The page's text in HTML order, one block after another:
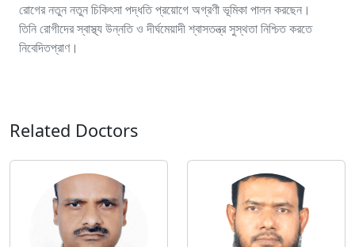
রোগের নতুন নতুন চিকিৎসা পদ্ধতি প্রয়োগে অগ্রণী ভূমিকা পালন করছেন।
তিনি রোগীদের স্বাস্থ্য উন্নতি ও দীর্ঘমেয়াদী শ্বাসতন্ত্র সুস্থতা নিশ্চিত করতে
নিবেদিতপ্রাণ।
Related Doctors